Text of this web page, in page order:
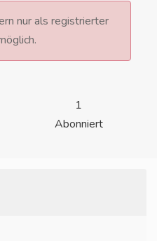
nur als registrierter
1
Abonniert